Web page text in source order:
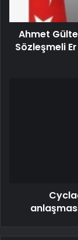
Ahmet
Sözleşmeli